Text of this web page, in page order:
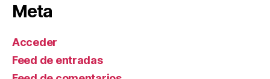
Meta
Acceder
Feed de entradas